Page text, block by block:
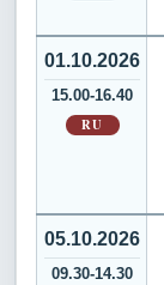
01.10.2026
15.00-16.40
RU
05.10.2026
09.30-14.30